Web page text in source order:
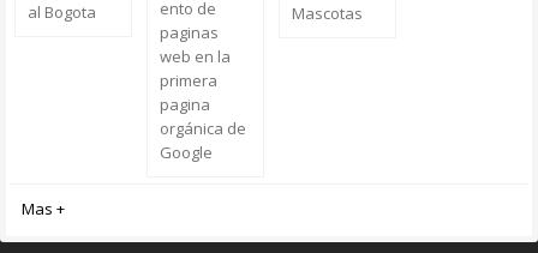
al Bogota
ento de
paginas
web en la
primera
pagina
orgánica de
Google
Mascotas
Mas +